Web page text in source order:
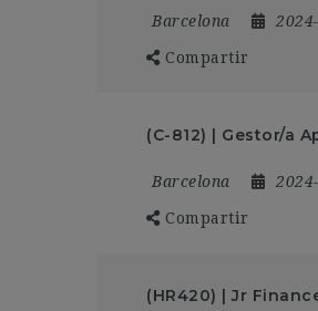
Barcelona
Compartir
(C-812) | Gestor/a
Barcelona
Compartir
(HR420) | Jr